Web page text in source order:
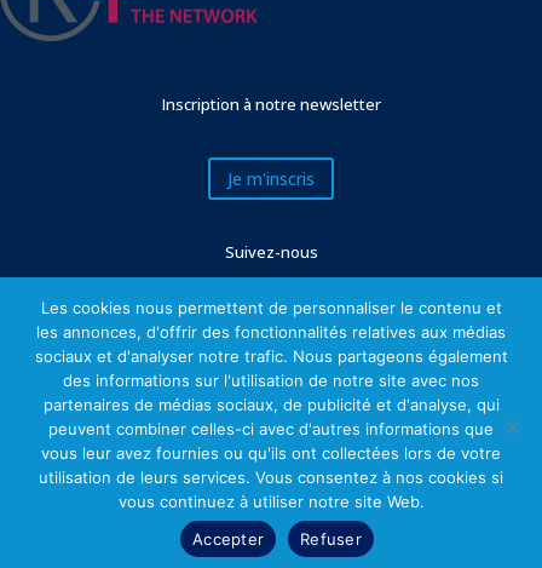
Inscription à notre newsletter
Je m'inscris
Suivez-nous
Mentions légales
Les cookies nous permettent de personnaliser le contenu et
les annonces, d'offrir des fonctionnalités relatives aux médias
sociaux et d'analyser notre trafic. Nous partageons également
des informations sur l'utilisation de notre site avec nos
partenaires de médias sociaux, de publicité et d'analyse, qui
peuvent combiner celles-ci avec d'autres informations que
vous leur avez fournies ou qu'ils ont collectées lors de votre
utilisation de leurs services. Vous consentez à nos cookies si
vous continuez à utiliser notre site Web.
Accepter
Refuser